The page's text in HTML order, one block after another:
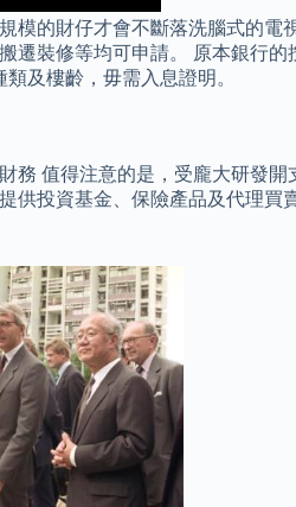
的財仔才會不斷落洗腦式的電
裝修等均可申請。 原本銀行
及樓齡，毋需入息證明。
值得注意的是，受龐大研發開
供投資基金、保險產品及代理買